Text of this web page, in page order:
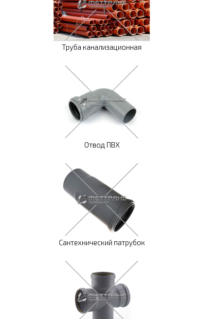
Труба канализационная
Отвод ПВХ
Сантехнический патрубок